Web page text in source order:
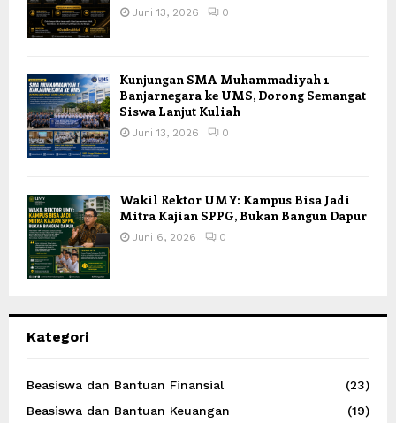
Juni 13, 2026 0
Kunjungan SMA Muhammadiyah 1
Banjarnegara ke UMS, Dorong Semangat
Siswa Lanjut Kuliah
Juni 13, 2026 0
Wakil Rektor UMY: Kampus Bisa Jadi
Mitra Kajian SPPG, Bukan Bangun Dapur
Juni 6, 2026 0
Kategori
Beasiswa dan Bantuan Finansial
(23)
Beasiswa dan Bantuan Keuangan
(19)